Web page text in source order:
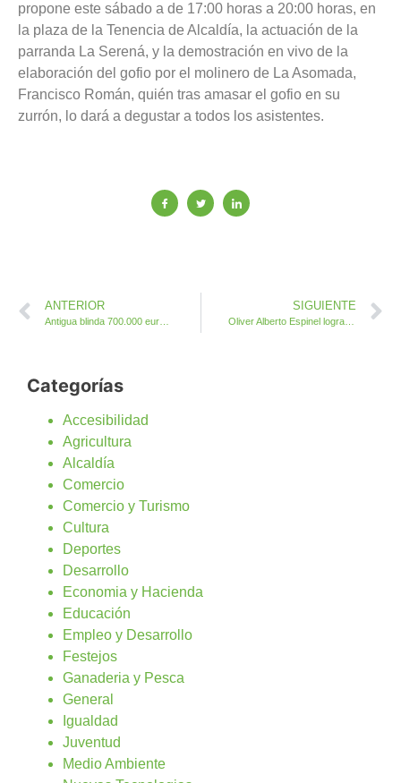
propone este sábado a de 17:00 horas a 20:00 horas, en
la plaza de la Tenencia de Alcaldía, la actuación de la
parranda La Serená, y la demostración en vivo de la
elaboración del gofio por el molinero de La Asomada,
Francisco Román, quién tras amasar el gofio en su
zurrón, lo dará a degustar a todos los asistentes.
ANTERIOR SIGUIENTE
Oliver Alberto Espinel logra el sueño de ser Campeón de España en Recorridos de Caza
Categorías
Accesibilidad
Agricultura
Alcaldía
Comercio
Comercio y Turismo
Cultura
Deportes
Desarrollo
Economia y Hacienda
Educación
Empleo y Desarrollo
Festejos
Ganaderia y Pesca
General
Igualdad
Juventud
Medio Ambiente